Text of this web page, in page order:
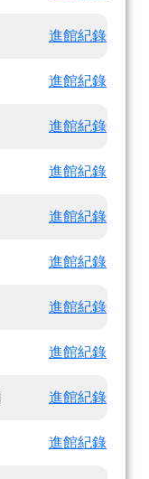
進館紀錄
進館紀錄
進館紀錄
進館紀錄
進館紀錄
進館紀錄
進館紀錄
進館紀錄
進館紀錄
進館紀錄